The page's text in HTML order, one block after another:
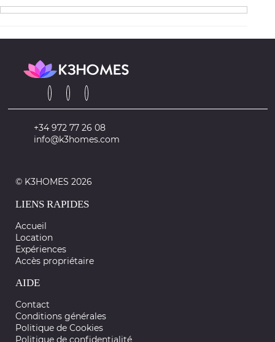
+34 972 77 26 08
info@k3homes.com
© K3HOMES 2026
LIENS RAPIDES
Accueil
Location
Expériences
Accès propriétaire
AIDE
Contact
Conditions générales
Politique de Cookies
Politique de confidentialité